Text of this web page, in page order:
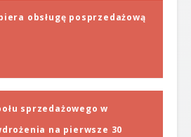
obsługę posprzedażową
sprzedażowego w
na pierwsze 30